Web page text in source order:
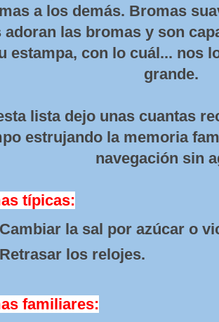
a los demás. Bromas
adoran las bromas y son
estampa, con lo cuál... nos
grande.
lista dejo unas cuantas
estrujando la memoria
navegación sin
típicas:
Cambiar la sal por azúcar o
Retrasar los relojes.
familiares: